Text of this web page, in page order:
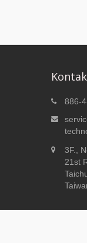
886-
3F.,
21st